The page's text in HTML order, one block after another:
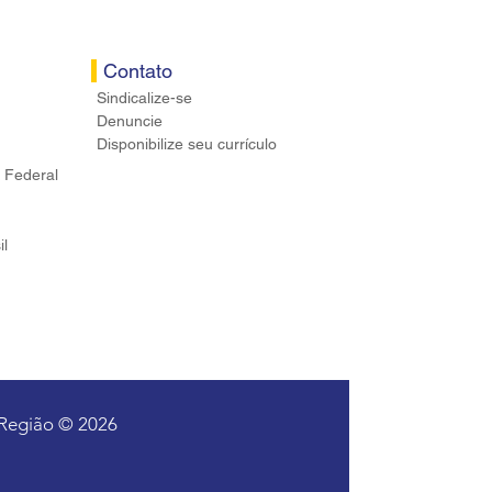
Federal
Contato
Sindicalize-se
Denuncie
Disponibilize seu currículo
© 2026